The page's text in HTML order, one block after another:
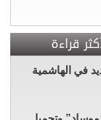
قراءة
في الهاشمية